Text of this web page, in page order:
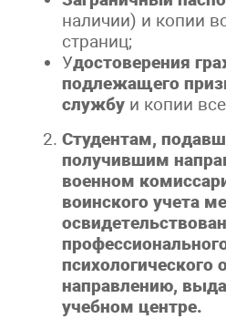
наличии) и копии
страниц;
Удостоверения
подлежащего
службу и копии
Студентам,
получившим
военном
воинского учета
психологического
направлению,
учебном центре.